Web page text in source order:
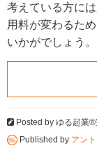
考えている方に
用料が変わるた
いかがでしょう。
Posted by ゆる起業®
Published by アン